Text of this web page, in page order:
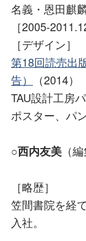
名義・恩田麒
［2005-
［デザイン］
第18回読売出
告）
（2014）
TAU設計工房
ポスター、パ
○西内友美 （
［略歴］
笠間書院を経
入社。